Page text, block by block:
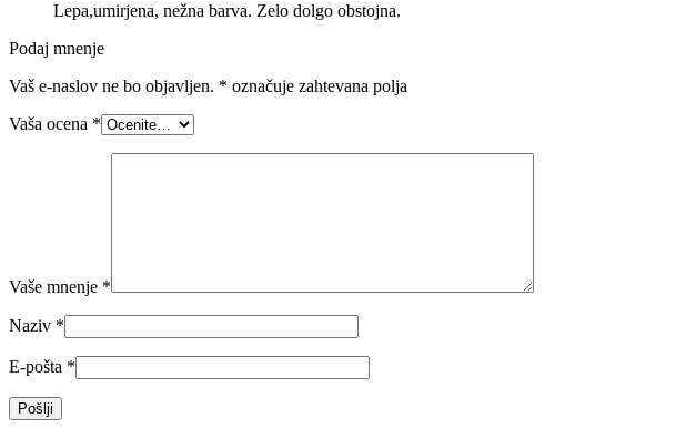
Lepa,umirjena, nežna barva. Zelo dolgo obstojna.
Podaj mnenje
Vaš e-naslov ne bo objavljen. * označuje zahtevana polja
Vaša ocena *
Vaše mnenje *
Naziv *
E-pošta *